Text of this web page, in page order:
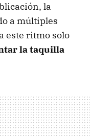
la
a múltiples
este ritmo solo
la taquilla